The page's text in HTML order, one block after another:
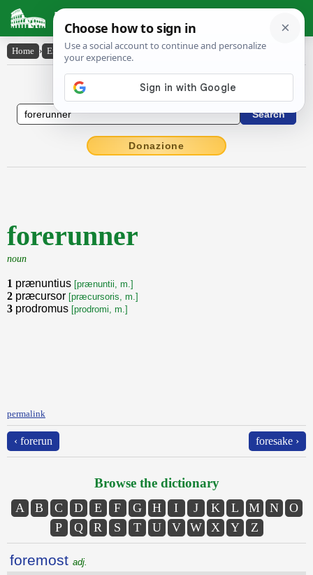
Latin Dictionary
Home › English-Latin › forerunner
English to Latin Dictionary
Donazione
forerunner
noun
1 prænuntius [prænuntii, m.]
2 præcursor [præcursoris, m.]
3 prodromus [prodromi, m.]
permalink
‹ forerun foresake ›
Browse the dictionary
A B C D E F G H I J K L M N
O
P
Q R S T U V W X Y Z
foremost adj.